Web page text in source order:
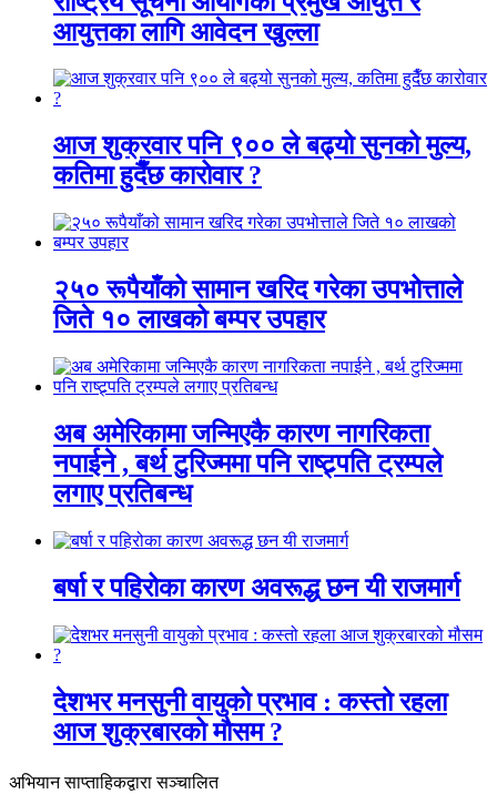
आयुत्तका लागि आवेदन खुल्ला
आज शुक्रवार पनि ९०० ले बढ्यो सुनको मुल्य,
कतिमा हुदैँछ कारोवार ?
२५० रूपैयाँको सामान खरिद गरेका उपभोत्ताले
जिते १० लाखको बम्पर उपहार
अब अमेरिकामा जन्मिएकै कारण नागरिकता
नपाईने , बर्थ टुरिज्ममा पनि राष्ट्र्पति ट्रम्पले
लगाए प्रतिबन्ध
बर्षा र पहिरोका कारण अवरूद्ध छन यी राजमार्ग
देशभर मनसुनी वायुको प्रभाव : कस्तो रहला
आज शुक्रबारको मौसम ?
अभियान साप्ताहिकद्वारा सञ्चालित